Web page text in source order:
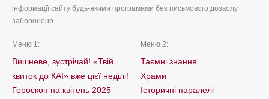
інформації сайту будь-якими програмами без письмового дозволу
заборонено.
Меню 1:
Вишневе, зустрічай! «Твій
квиток до КАІ» вже цієї неділі!
Гороскоп на квітень 2025
Меню 2:
Таємні знання
Храми
Історичні паралелі